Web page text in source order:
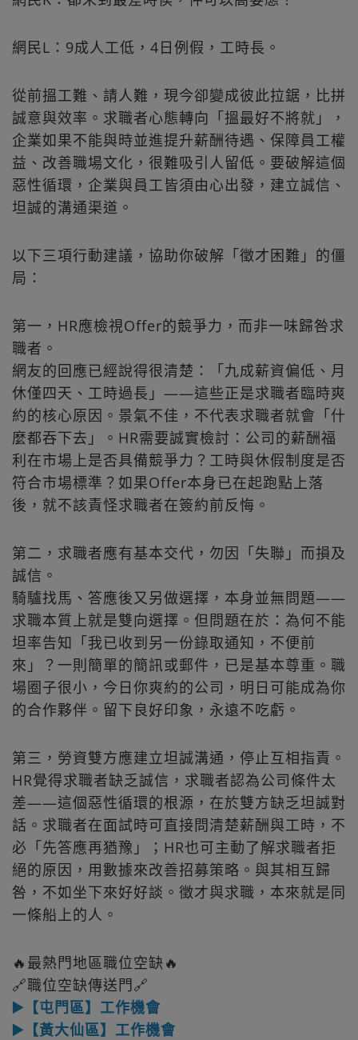
網民L：9成人工低，4日例假，工時長。
從前搵工難、請人難，現今卻變成彼此拉鋸，比拼
誠意與效率。求職者心態轉向「搵最好不將就」，
企業如果不能與時並進提升薪酬待遇、保障員工權
益、改善職場文化，很難吸引人留低。要破解這個
惡性循環，企業與員工皆須由心出發，建立誠信、
坦誠的溝通渠道。
以下三項行動建議，協助你破解「徵才困難」的僵
局：
第一，HR應檢視Offer的競爭力，而非一味歸咎求
職者。
網友的回應已經說得很清楚：「九成薪資偏低、月
休僅四天、工時過長」——這些正是求職者臨時爽
約的核心原因。景氣不佳，不代表求職者就會「什
麼都吞下去」。HR需要誠實檢討：公司的薪酬福
利在市場上是否具備競爭力？工時與休假制度是否
符合市場標準？如果Offer本身已在起跑點上落
後，就不該責怪求職者在簽約前反悔。
第二，求職者應有基本交代，勿因「失聯」而損及
誠信。
騎驢找馬、答應後又另做選擇，本身並無問題——
求職本質上就是雙向選擇。但問題在於：為何不能
坦率告知「我已收到另一份錄取通知，不便前
來」？一則簡單的簡訊或郵件，已是基本尊重。職
場圈子很小，今日你爽約的公司，明日可能成為你
的合作夥伴。留下良好印象，永遠不吃虧。
第三，勞資雙方應建立坦誠溝通，停止互相指責。
HR覺得求職者缺乏誠信，求職者認為公司條件太
差——這個惡性循環的根源，在於雙方缺乏坦誠對
話。求職者在面試時可直接問清楚薪酬與工時，不
必「先答應再猶豫」；HR也可主動了解求職者拒
絕的原因，用數據來改善招募策略。與其相互歸
咎，不如坐下來好好談。徵才與求職，本來就是同
一條船上的人。
🔥最熱門地區職位空缺🔥
🔗職位空缺傳送門🔗
▶️【屯門區】工作機會
▶️【黃大仙區】工作機會